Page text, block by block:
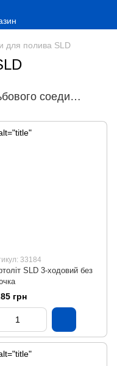
для полива SLD
соединения
33184
SLD 3-ходовий без
грн